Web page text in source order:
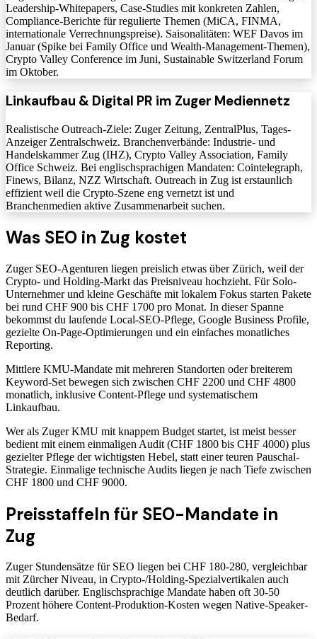
Leadership-Whitepapers, Case-Studies mit konkreten Zahlen,
Compliance-Berichte für regulierte Themen (MiCA, FINMA,
internationale Verrechnungspreise). Saisonalitäten: WEF Davos im
Januar (Spike bei Family Office und Wealth-Management-Themen),
Crypto Valley Conference im Juni, Sustainable Switzerland Forum
im Oktober.
Linkaufbau & Digital PR im Zuger Mediennetz
Realistische Outreach-Ziele: Zuger Zeitung, ZentralPlus, Tages-
Anzeiger Zentralschweiz. Branchenverbände: Industrie- und
Handelskammer Zug (IHZ), Crypto Valley Association, Family
Office Schweiz. Bei englischsprachigen Mandaten: Cointelegraph,
Finews, Bilanz, NZZ Wirtschaft. Outreach in Zug ist erstaunlich
effizient weil die Crypto-Szene eng vernetzt ist und
Branchenmedien aktive Zusammenarbeit suchen.
Was SEO in Zug kostet
Zuger SEO-Agenturen liegen preislich etwas über Zürich, weil der
Crypto- und Holding-Markt das Preisniveau hochzieht. Für Solo-
Unternehmer und kleine Geschäfte mit lokalem Fokus starten Pakete
bei rund CHF 900 bis CHF 1700 pro Monat. In dieser Spanne
bekommst du laufende Local-SEO-Pflege, Google Business Profile,
gezielte On-Page-Optimierungen und ein einfaches monatliches
Reporting.
Mittlere KMU-Mandate mit mehreren Standorten oder breiterem
Keyword-Set bewegen sich zwischen CHF 2200 und CHF 4800
monatlich, inklusive Content-Pflege und systematischem
Linkaufbau.
Wer als Zuger KMU mit knappem Budget startet, ist meist besser
bedient mit einem einmaligen Audit (CHF 1800 bis CHF 4000) plus
gezielter Pflege der wichtigsten Hebel, statt einer teuren Pauschal-
Strategie. Einmalige technische Audits liegen je nach Tiefe zwischen
CHF 1800 und CHF 9000.
Preisstaffeln für SEO-Mandate in
Zug
Zuger Stundensätze für SEO liegen bei CHF 180-280, vergleichbar
mit Zürcher Niveau, in Crypto-/Holding-Spezialvertikalen auch
deutlich darüber. Englischsprachige Mandate haben oft 30-50
Prozent höhere Content-Produktion-Kosten wegen Native-Speaker-
Bedarf.